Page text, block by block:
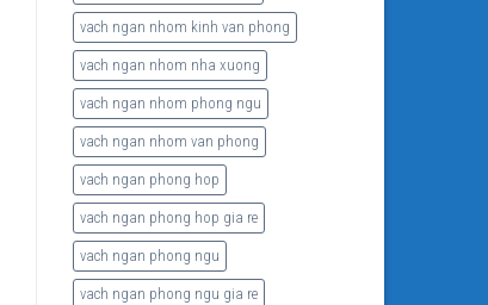
vach ngan nhom kinh van phong
vach ngan nhom nha xuong
vach ngan nhom phong ngu
vach ngan nhom van phong
vach ngan phong hop
vach ngan phong hop gia re
vach ngan phong ngu
vach ngan phong ngu gia re